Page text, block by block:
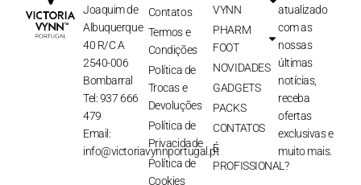
Joaquim de
Albuquerque
40 R/C A
2540-006
Bombarral
Tel: 937 666
479
Email:
info@victoriavynnportugal.pt
Contatos
Termos e
Condições
Política de
Trocas e
Devoluções
Política de
Privacidade
Política de
Cookies
VYNN
PHARM
FOOT
NOVIDADES
GADGETS
PACKS
CONTATOS
É
PROFISSIONAL?
atualizado
com as
nossas
últimas
notícias,
receba
ofertas
exclusivas e
muito mais.